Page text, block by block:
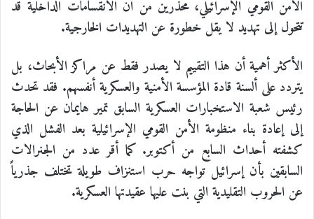
الأمن القومي الإسرائيلي، محذرين من أن الانقسامات الداخلية قد
تتحول إلى تهديد لا يقل خطورة عن التهديدات الخارجية.
الأكثر أهمية أن هذا التقييم لا يصدر فقط عن مراكز الأبحاث، بل
يتردد على ألسنة قادة المؤسسة الأمنية والعسكرية أنفسهم. فقد تحدث
رئيس شعبة الاستخبارات العسكرية السابق تمير هايمان عن الحاجة
إلى إعادة بناء منظومة الأمن القومي الإسرائيلية بعد الفشل الذي
كشفته أحداث السابع من أكتوبر. كما أقر عدد من الجنرالات
السابقين بأن إسرائيل تواجه حرب استنزاف طويلة تختلف جذرياً
عن الحروب التقليدية التي بنت عليها عقيدتها العسكرية.